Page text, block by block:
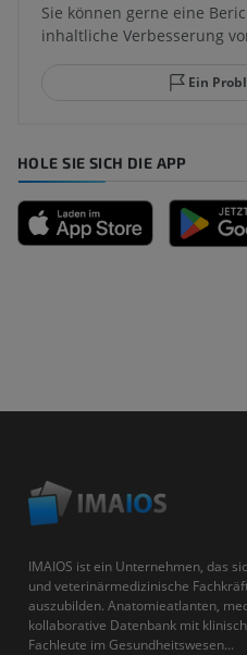
Sie können gerne eine
inhaltliche Verbesserung
Ein
HOLE SIE SICH DIE APP
IMAIOS ist ein Unternehmen, das
und veterinärmedizinische
auszubilden. Anatomieatlanten,
kollaborative Datenbank mit
Fachleute im Gesundheitswesen...